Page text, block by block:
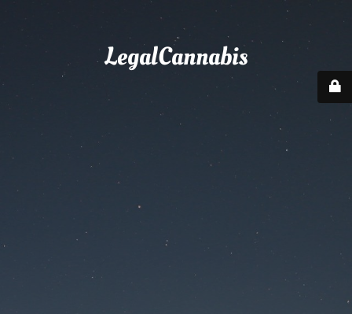
LegalCannabis